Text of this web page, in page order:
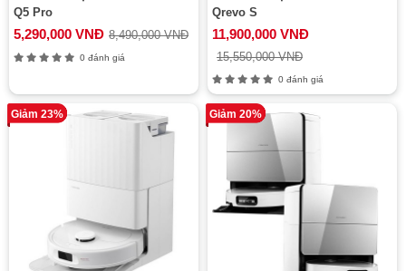
Q5 Pro
5,290,000 VNĐ 8,490,000 VNĐ
0 đánh giá
Qrevo S
11,900,000 VNĐ
15,550,000 VNĐ
0 đánh giá
Giảm 23% Giảm 20%